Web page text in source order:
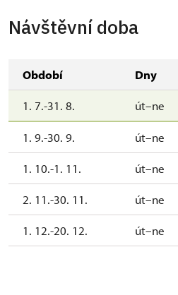
Návštěvní doba
Období Dny
1. 7.-31. 8. út–ne
1. 9.-30. 9. út–ne
1. 10.-1. 11. út–ne
2. 11.-30. 11. út–ne
1. 12.-20. 12. út–ne